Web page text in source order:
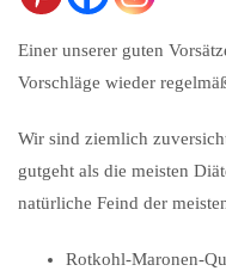
Einer unserer guten
Vorschläge wieder
Wir sind ziemlich
gutgeht als die meisten
natürliche Feind der
Rotkohl-Maronen-